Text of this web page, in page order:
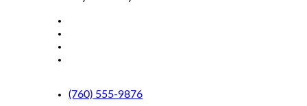
(760) 555-9876